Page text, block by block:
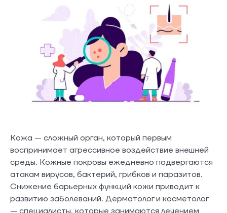
Кожа — сложный орган, который первым
воспринимает агрессивное воздействие внешней
среды. Кожные покровы ежедневно подвергаются
атакам вирусов, бактерий, грибков и паразитов.
Снижение барьерных функций кожи приводит к
развитию заболеваний. Дерматолог и косметолог
— специалисты, которые занимаются лечением